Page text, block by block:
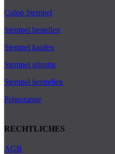
Colop Stempel
Stempel bestellen
Stempel kaufen
Stempel günstig
Stempel herstellen
Prägezange
RECHTLICHES
AGB